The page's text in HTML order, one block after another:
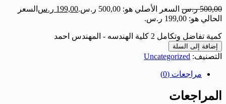
500,00 ر.س السعر الأصلي هو: 500,00 ر.س. 199,00 ر.س السعر
الحالي هو: 199,00 ر.س.
كمية تفاضل وتكامل 2 كلية الهندسه - المهندس احمد
إضافة إلى السلة
التصنيف: Uncategorized
مراجعات (0)
المراجعات